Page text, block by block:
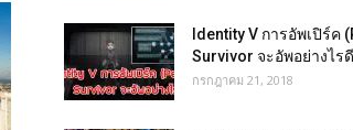
Identity V การอัพเปิร์ค
Survivor จะอัพอย่างไร
กรกฎาคม 21, 2018